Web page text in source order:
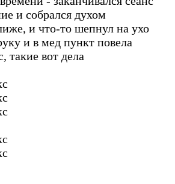
и собрался духом
и что-то шепнул на ухо
и в мед пункт повела
такие вот дела